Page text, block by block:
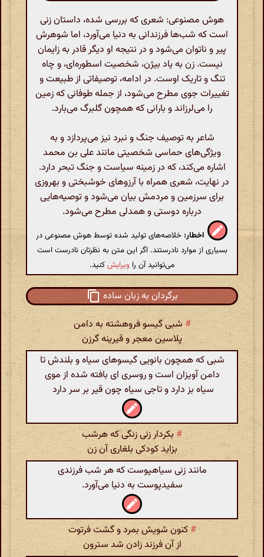
هوش مصنوعی: شعری که بررسی شده، داستان زنی
است که شب‌ها فرزندانی به دنیا می‌آورد، اما شوهرش
پیر و ناتوان می‌شود و در نتیجه او دیگر قادر به زایمان
نیست. زن به یاد بیژن، شخصیت اسطوره‌ای، و چاه
تنگ و تاریک اوست. در ادامه، توصیفاتی از طبیعت و
تغییرات جوی مطرح می‌شود، از جمله طوفانی که زمین
را می‌لرزاند و بارانی که همچون گلبرگ می‌بارد.
شاعر به توصیف جنگ و نبرد نیز می‌پردازد و به
ویژگی‌های حماسی شخصیتی مانند علی بن محمد
اشاره می‌کند، که در زمینه سیاست و جنگ تبحر دارد.
در نهایت، شعری همراه با آرزوهای خوشبختی و بهروزی
برای سرزمین و مردمش بیان می‌شود و توصیه‌هایی
درباره دوستی و همدلی مطرح می‌شود.
اخطار: خلاصه‌های تولید شده توسط هوش مصنوعی در
بسیاری از موارد نادرستند. اگر این متن به نظرتان نادرست است
می‌توانید آن را ویرایشکنید.
برگردان به زبان ساده
# شبی گیسو فروهشته به دامن
پلاسین معجر و قیرینه گرزن
شبی که همچون بانویی گیسوهای سیاه و بلندش تا
دامن آویزان است و روسری ای بافته شده از موی
سیاه بز دارد و تاجی سیاه چون قیر بر سر دارد
# بکردار زنی زنگی که هرشب
بزاید کودکی بلغاری آن زن
مانند زنی سیاهپوست که هر شب فرزندی
سفیدپوست به دنیا می‌آورد.
# کنون شویش بمرد و گشت فرتوت
از آن فرزند زادن شد سترون